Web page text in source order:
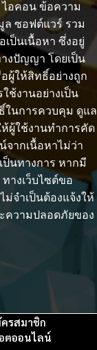
ไอคอน ข้อความ
ล ซอฟต์แวร์ รวม
เป็นเนื้อหา ซึ่งอยู่
งปัญญา โดยเป็น
ผู้ให้สิทธิ์อย่างถูก
ช้งานอย่างเป็น
ในการควบคุม ดูแล
ผู้ใช้งานทำการคัด
จากเนื้อหาไม่ว่า
ป็นทางการ หากมี
างเว็บไซต์ขอ
จำเป็นต้องแจ้งให้
ความปลอดภัยของ
รสมาชิก
ตออนไลน์